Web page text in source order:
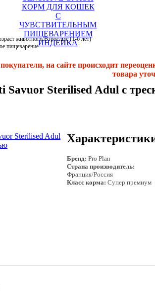
животного:Взрослые (1-6 лет)
пищеварение
на сайте происходит
товара
Savuor Sterilised Adul с
Бренд: Pro Plan
Страна производитель:
Франция/Россия
Класс корма: Супер премиум